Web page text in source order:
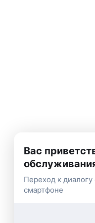
Вас
Переход к
смартфоне